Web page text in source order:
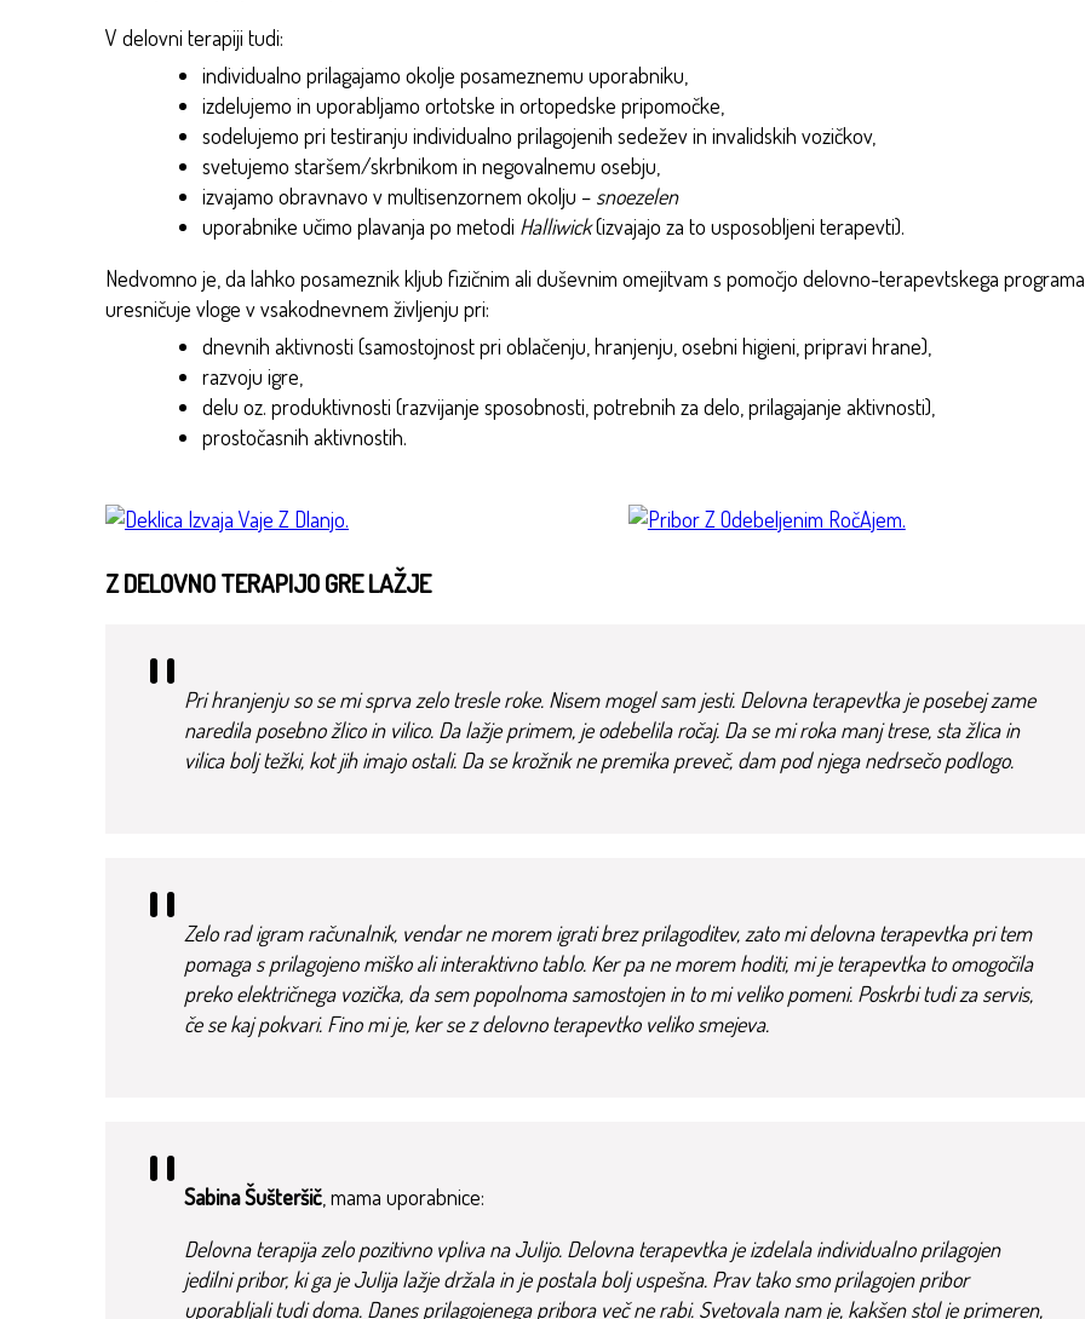
V delovni terapiji tudi:
individualno prilagajamo okolje posameznemu uporabniku,
izdelujemo in uporabljamo ortotske in ortopedske pripomočke,
sodelujemo pri testiranju individualno prilagojenih sedežev in invalidskih vozičkov,
svetujemo staršem/skrbnikom in negovalnemu osebju,
izvajamo obravnavo v multisenzornem okolju – snoezelen
uporabnike učimo plavanja po metodi Halliwick(izvajajo za to usposobljeni terapevti).
Nedvomno je, da lahko posameznik kljub fizičnim ali duševnim omejitvam s pomočjo delovno-terapevtskega programa
uresničuje vloge v vsakodnevnem življenju pri:
dnevnih aktivnosti (samostojnost pri oblačenju, hranjenju, osebni higieni, pripravi hrane),
razvoju igre,
delu oz. produktivnosti (razvijanje sposobnosti, potrebnih za delo, prilagajanje aktivnosti),
prostočasnih aktivnostih.
Z DELOVNO TERAPIJO GRE LAŽJE
Pri hranjenju so se mi sprva zelo tresle roke. Nisem mogel sam jesti. Delovna terapevtka je posebej zame
naredila posebno žlico in vilico. Da lažje primem, je odebelila ročaj. Da se mi roka manj trese, sta žlica in
vilica bolj težki, kot jih imajo ostali. Da se krožnik ne premika preveč, dam pod njega nedrsečo podlogo.
Zelo rad igram računalnik, vendar ne morem igrati brez prilagoditev, zato mi delovna terapevtka pri tem
pomaga s prilagojeno miško ali interaktivno tablo. Ker pa ne morem hoditi, mi je terapevtka to omogočila
preko električnega vozička, da sem popolnoma samostojen in to mi veliko pomeni. Poskrbi tudi za servis,
če se kaj pokvari. Fino mi je, ker se z delovno terapevtko veliko smejeva.
Sabina Šušteršič , mama uporabnice:
Delovna terapija zelo pozitivno vpliva na Julijo. Delovna terapevtka je izdelala individualno prilagojen
jedilni pribor, ki ga je Julija lažje držala in je postala bolj uspešna. Prav tako smo prilagojen pribor
uporabljali tudi doma. Danes prilagojenega pribora več ne rabi. Svetovala nam je, kakšen stol je primeren,